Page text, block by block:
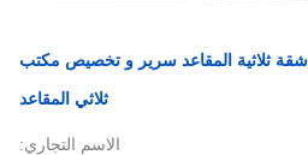
ثلاثية المقاعد سرير و تخصيص مكتب
ثلاثي المقاعد
الاسم التجاري: